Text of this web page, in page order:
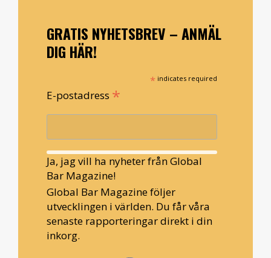
GRATIS NYHETSBREV – ANMÄL
DIG HÄR!
* indicates required
E-postadress *
Ja, jag vill ha nyheter från Global
Bar Magazine!
Global Bar Magazine följer
utvecklingen i världen. Du får våra
senaste rapporteringar direkt i din
inkorg.